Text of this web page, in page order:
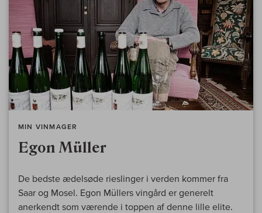
MIN VINMAGER
Egon Müller
De bedste ædelsøde rieslinger i verden kommer fra
Saar og Mosel. Egon Müllers vingård er generelt
anerkendt som værende i toppen af denne lille elite.